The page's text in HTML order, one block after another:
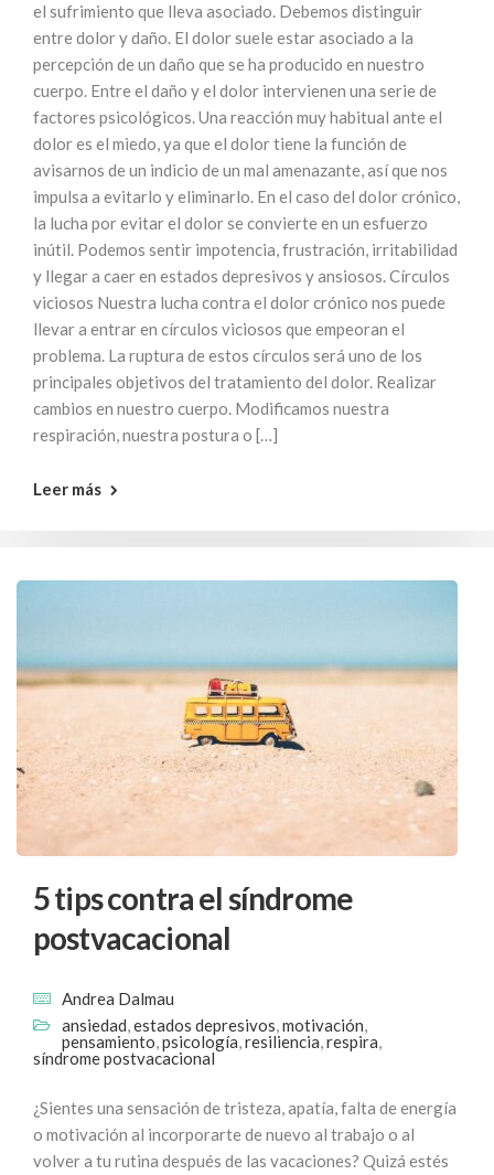
el sufrimiento que lleva asociado. Debemos distinguir
entre dolor y daño. El dolor suele estar asociado a la
percepción de un daño que se ha producido en nuestro
cuerpo. Entre el daño y el dolor intervienen una serie de
factores psicológicos. Una reacción muy habitual ante el
dolor es el miedo, ya que el dolor tiene la función de
avisarnos de un indicio de un mal amenazante, así que nos
impulsa a evitarlo y eliminarlo. En el caso del dolor crónico,
la lucha por evitar el dolor se convierte en un esfuerzo
inútil. Podemos sentir impotencia, frustración, irritabilidad
y llegar a caer en estados depresivos y ansiosos. Círculos
viciosos Nuestra lucha contra el dolor crónico nos puede
llevar a entrar en círculos viciosos que empeoran el
problema. La ruptura de estos círculos será uno de los
principales objetivos del tratamiento del dolor. Realizar
cambios en nuestro cuerpo. Modificamos nuestra
respiración, nuestra postura o […]
Leer más
5 tips contra el síndrome
postvacacional
Andrea Dalmau
ansiedad,estados depresivos,motivación,
pensamiento,psicología,resiliencia,respira,
síndrome postvacacional
¿Sientes una sensación de tristeza, apatía, falta de energía
o motivación al incorporarte de nuevo al trabajo o al
volver a tu rutina después de las vacaciones? Quizá estés